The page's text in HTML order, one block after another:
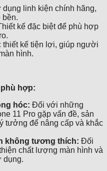
dụng linh kiện chính hãng,
bền.
kế đặc biệt để phù hợp
thiết kế tiện lợi, giúp người
hình.
hợp:
hóc: Đối với những
11 Pro gặp vấn đề, sản
tưởng để nâng cấp và khắc
không tương thích: Đối
chất lượng màn hình và
dụng.